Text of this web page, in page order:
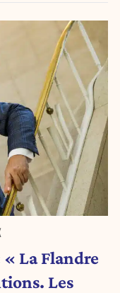
« La Flandre
Les